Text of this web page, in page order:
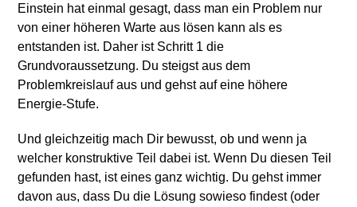
Einstein hat einmal gesagt, dass man ein Problem nur
von einer höheren Warte aus lösen kann als es
entstanden ist. Daher ist Schritt 1 die
Grundvoraussetzung. Du steigst aus dem
Problemkreislauf aus und gehst auf eine höhere
Energie-Stufe.
Und gleichzeitig mach Dir bewusst, ob und wenn ja
welcher konstruktive Teil dabei ist. Wenn Du diesen Teil
gefunden hast, ist eines ganz wichtig. Du gehst immer
davon aus, dass Du die Lösung sowieso findest (oder